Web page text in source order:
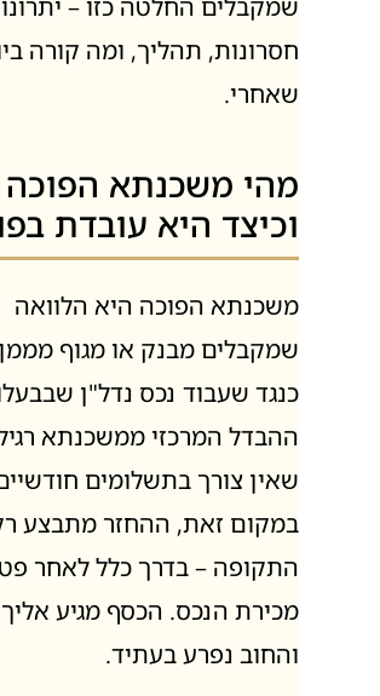
שמקבלים החלטה כזו –
חסרונות, תהליך, ומה קורה
שאחרי.
מהי משכנתא הפוכה
וכיצד היא עובדת
משכנתא הפוכה היא הלוואה
שמקבלים מבנק או מגוף
כנגד שעבוד נכס נדל"ן
ההבדל המרכזי ממשכנתא
שאין צורך בתשלומים
במקום זאת, ההחזר מתבצע
התקופה – בדרך כלל לאחר
מכירת הנכס. הכסף מגיע
והחוב נפרע בעתיד.